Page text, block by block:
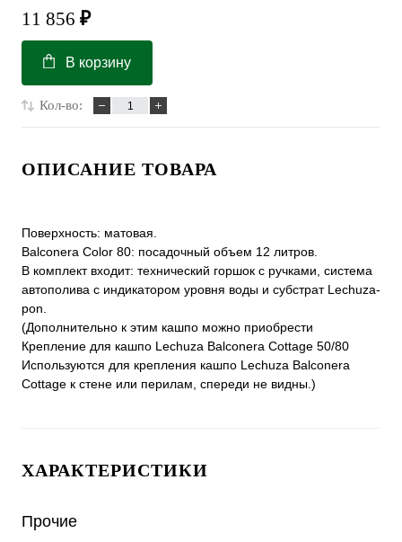
11 856 ₽
В корзину
Кол-во:
ОПИСАНИЕ ТОВАРА
Поверхность: матовая.
Balconera Color 80: посадочный объем 12 литров.
В комплект входит: технический горшок с ручками, система
автополива с индикатором уровня воды и субстрат Lechuza-
pon.
(Дополнительно к этим кашпо можно приобрести
Крепление для кашпо Lechuza Balconera Cottage 50/80
Используются для крепления кашпо Lechuza Balconera
Cottage к стене или перилам, спереди не видны.)
ХАРАКТЕРИСТИКИ
Прочие